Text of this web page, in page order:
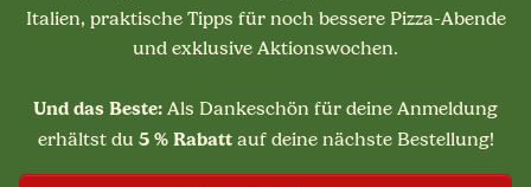
Italien, praktische Tipps für noch bessere Pizza-Abende
und exklusive Aktionswochen.
Und das Beste: Als Dankeschön für deine Anmeldung
erhältst du 5 % Rabattauf deine nächste Bestellung!